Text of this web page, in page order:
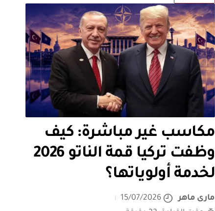
مكاسب غير مباشرة: كيف
وظفت تركيا قمة الناتو 2026
لخدمة أولوياتها؟
مارى ماهر
15/07/2026